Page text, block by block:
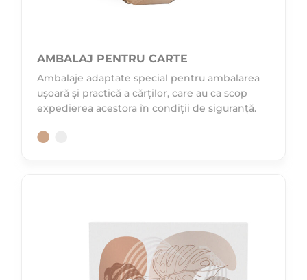
AMBALAJ PENTRU CARTE
Ambalaje adaptate special pentru ambalarea
ușoară și practică a cărților, care au ca scop
expedierea acestora în condiții de siguranță.